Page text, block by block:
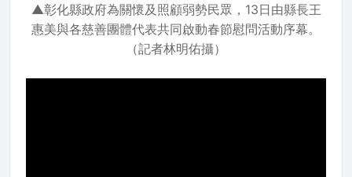
▲彰化縣政府為關懷及照顧弱勢民眾，13日由縣長王
惠美與各慈善團體代表共同啟動春節慰問活動序幕。
（記者林明佑攝）